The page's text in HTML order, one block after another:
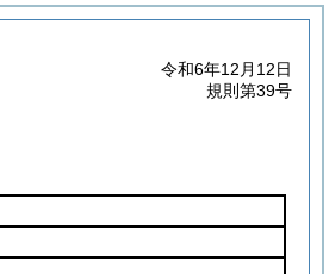
令和6年12月12日
規則第39号